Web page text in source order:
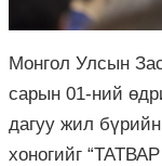
Монгол Улсын
сарын 01-ний
дагуу жил
хоногийг